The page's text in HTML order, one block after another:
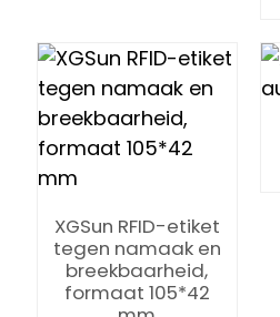
XGSun RFID-etiket
tegen namaak en
breekbaarheid,
formaat 105*42